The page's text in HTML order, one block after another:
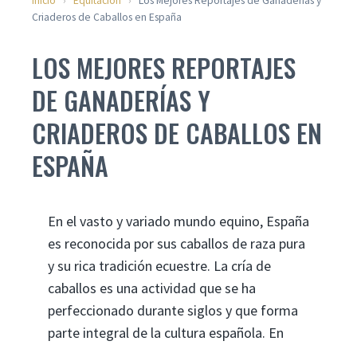
Criaderos de Caballos en España
LOS MEJORES REPORTAJES
DE GANADERÍAS Y
CRIADEROS DE CABALLOS EN
ESPAÑA
En el vasto y variado mundo equino, España
es reconocida por sus caballos de raza pura
y su rica tradición ecuestre. La cría de
caballos es una actividad que se ha
perfeccionado durante siglos y que forma
parte integral de la cultura española. En